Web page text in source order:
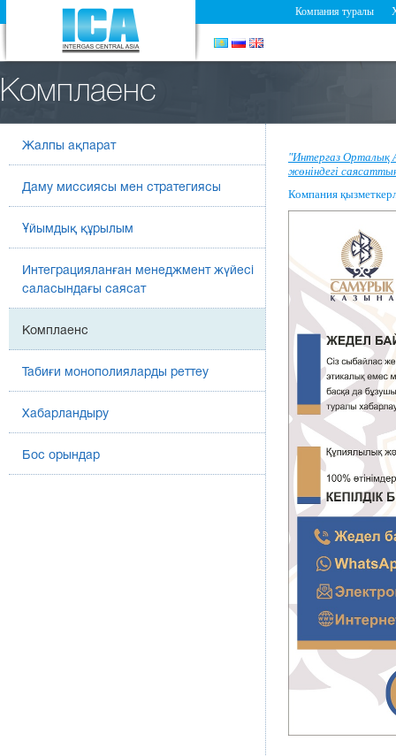
Компания туралы
Комплаенс
Жалпы ақпарат
Даму миссиясы мен стратегиясы
Ұйымдық құрылым
Интеграцияланған менеджмент жүйесі
саласындағы саясат
Комплаенс
Табиғи монополияларды реттеу
Хабарландыру
Бос орындар
"Интергаз Орталық
жөніндегі
Компания